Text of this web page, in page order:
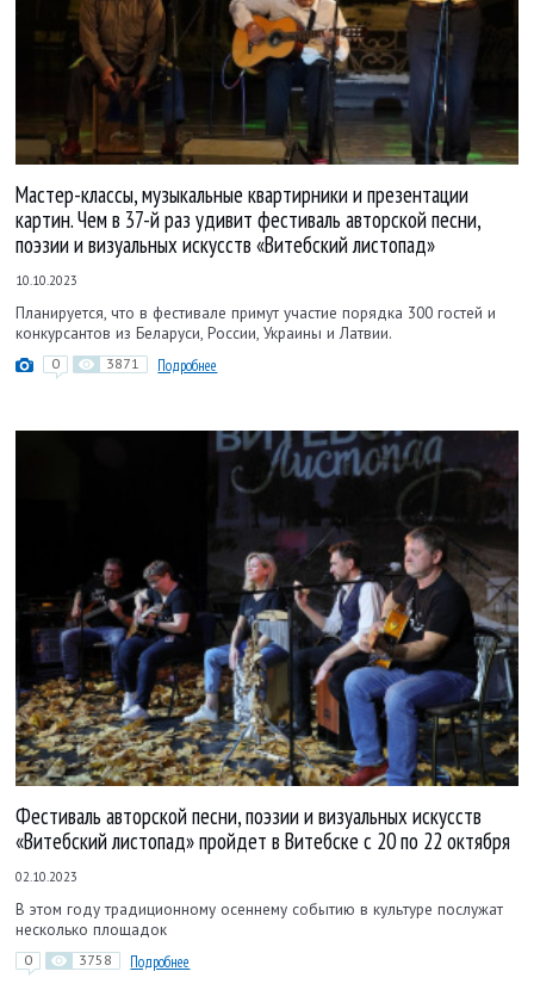
Мастер-классы, музыкальные квартирники и презентации
картин. Чем в 37-й раз удивит фестиваль авторской песни,
поэзии и визуальных искусств «Витебский листопад»
10.10.2023
Планируется, что в фестивале примут участие порядка 300 гостей и
конкурсантов из Беларуси, России, Украины и Латвии.
0 3871 Подробнее
Фестиваль авторской песни, поэзии и визуальных искусств
«Витебский листопад» пройдет в Витебске с 20 по 22 октября
02.10.2023
В этом году традиционному осеннему событию в культуре послужат
несколько площадок
0 3758 Подробнее